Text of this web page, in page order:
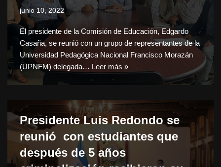
junio 10, 2022
El presidente de la Comisión de Educación, Edgardo
Casaña, se reunió con un grupo de representantes de la
Universidad Pedagógica Nacional Francisco Morazán
(UPNFM) delegada… Leer más »
Presidente Luis Redondo se
reunió con estudiantes que
después de 5 años